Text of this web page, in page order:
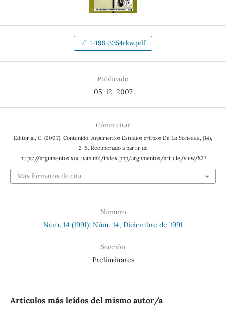
1-198-3354rkw.pdf
Publicado
05-12-2007
Cómo citar
Editorial, C. (2007). Contenido. Argumentos Estudios críticos De La Sociedad, (14),
2–5. Recuperado a partir de
https://argumentos.xoc.uam.mx/index.php/argumentos/article/view/827
Más formatos de cita
Número
Núm. 14 (1991): Núm. 14, Diciembre de 1991
Sección
Preliminares
Artículos más leídos del mismo autor/a